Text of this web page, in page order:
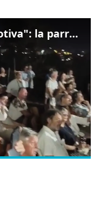
Marghera canta "La Locomotiva": la parrocchia della Cita ricorda Guccini